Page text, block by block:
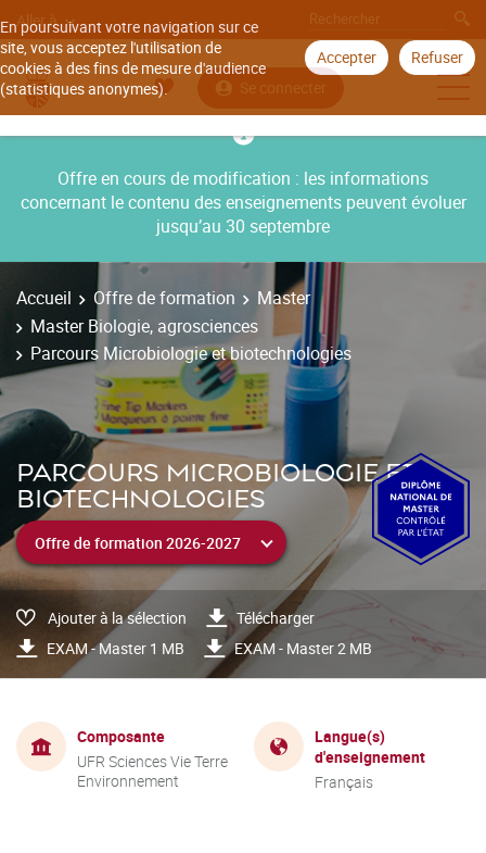
En poursuivant votre navigation sur ce
site, vous acceptez l'utilisation de
cookies à des fins de mesure d'audience
(statistiques anonymes).
Accepter Refuser
Aller à
Se connecter
Offre en cours de modification : les informations
concernant le contenu des enseignements peuvent évoluer
jusqu’au 30 septembre
Accueil Offre de formation
Master
Master Biologie, agrosciences
Parcours Microbiologie et biotechnologies
PARCOURS MICROBIOLOGIE ET
BIOTECHNOLOGIES
Ajouter à la sélection
Télécharger
EXAM - Master 1 MB
EXAM - Master 2 MB
Composante
UFR Sciences Vie Terre
Environnement
Langue(s)
d'enseignement
Français